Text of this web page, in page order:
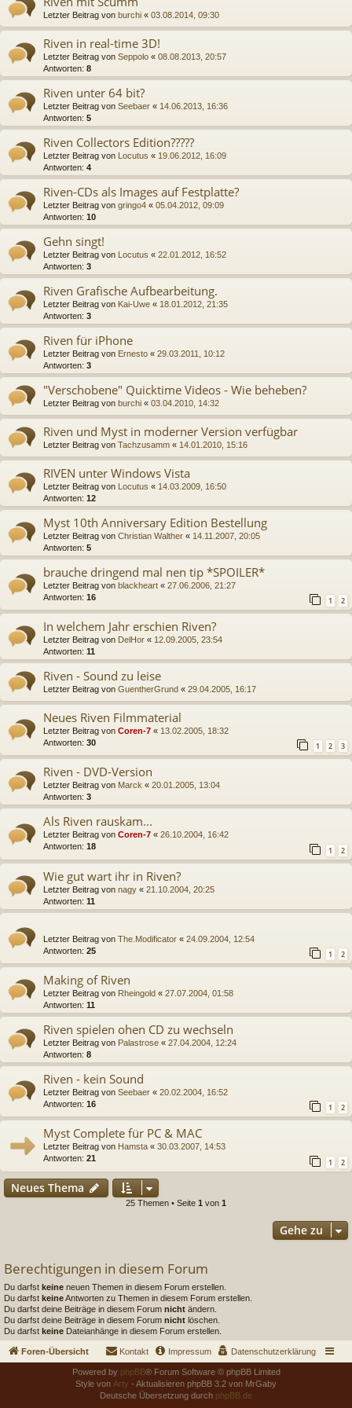
Letzter Beitrag von burchi « 03.08.2014, 09:30
Riven in real-time 3D!
Letzter Beitrag von Seppolo « 08.08.2013, 20:57
Antworten: 8
Riven unter 64 bit?
Letzter Beitrag von Seebaer « 14.06.2013, 16:36
Antworten: 5
Riven Collectors Edition?????
Letzter Beitrag von Locutus « 19.06.2012, 16:09
Antworten: 4
Riven-CDs als Images auf Festplatte?
Letzter Beitrag von gringo4 « 05.04.2012, 09:09
Antworten: 10
Gehn singt!
Letzter Beitrag von Locutus « 22.01.2012, 16:52
Antworten: 3
Riven Grafische Aufbearbeitung.
Letzter Beitrag von Kai-Uwe « 18.01.2012, 21:35
Antworten: 3
Riven für iPhone
Letzter Beitrag von Ernesto « 29.03.2011, 10:12
Antworten: 3
"Verschobene" Quicktime Videos - Wie beheben?
Letzter Beitrag von burchi « 03.04.2010, 14:32
Riven und Myst in moderner Version verfügbar
Letzter Beitrag von Tachzusamm « 14.01.2010, 15:16
RIVEN unter Windows Vista
Letzter Beitrag von Locutus « 14.03.2009, 16:50
Antworten: 12
Myst 10th Anniversary Edition Bestellung
Letzter Beitrag von Christian Walther « 14.11.2007, 20:05
Antworten: 5
brauche dringend mal nen tip *SPOILER*
Letzter Beitrag von blackheart « 27.06.2006, 21:27
Antworten: 16 1 2
In welchem Jahr erschien Riven?
Letzter Beitrag von DelHor « 12.09.2005, 23:54
Antworten: 11
Riven - Sound zu leise
Letzter Beitrag von GuentherGrund « 29.04.2005, 16:17
Neues Riven Filmmaterial
Letzter Beitrag von Coren-7 « 13.02.2005, 18:32
Antworten: 30 1 2 3
Riven - DVD-Version
Letzter Beitrag von Marck « 20.01.2005, 13:04
Antworten: 3
Als Riven rauskam...
Letzter Beitrag von Coren-7 « 26.10.2004, 16:42
Antworten: 18 1 2
Wie gut wart ihr in Riven?
Letzter Beitrag von nagy « 21.10.2004, 20:25
Antworten: 11
Letzter Beitrag von The.Modificator « 24.09.2004, 12:54
Antworten: 25 1 2
Making of Riven
Letzter Beitrag von Rheingold « 27.07.2004, 01:58
Antworten: 11
Riven spielen ohen CD zu wechseln
Letzter Beitrag von Palastrose « 27.04.2004, 12:24
Antworten: 8
Riven - kein Sound
Letzter Beitrag von Seebaer « 20.02.2004, 16:52
Antworten: 16 1 2
Myst Complete für PC & MAC
Letzter Beitrag von Hamsta « 30.03.2007, 14:53
Antworten: 21 1 2
Neues Thema
25 Themen • Seite 1 von 1
Gehe zu
Berechtigungen in diesem Forum
Du darfst keine neuen Themen in diesem Forum erstellen.
Du darfst keineAntworten zu Themen in diesem Forum erstellen.
Du darfst deine Beiträge in diesem Forum nicht ändern.
Du darfst deine Beiträge in diesem Forum nicht löschen.
Du darfst keine Dateianhänge in diesem Forum erstellen.
Foren-Übersicht Datenschutzerklärung
Impressum
Kontakt
Powered by phpBB® Forum Software © phpBB Limited
Style von Arty - Aktualisieren phpBB 3.2 von MrGaby
Deutsche Übersetzung durch phpBB.de